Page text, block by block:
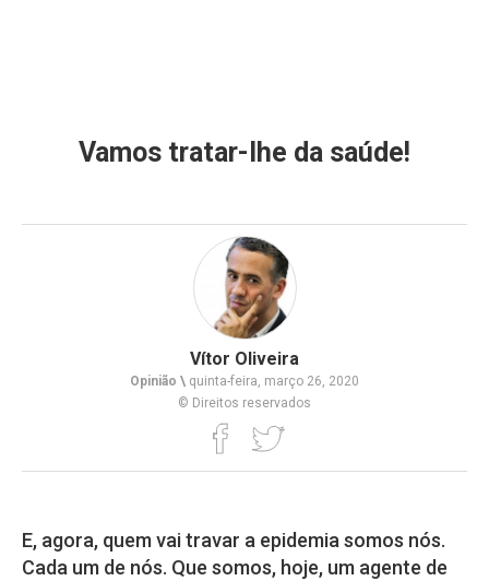
Vamos tratar-lhe da saúde!
Vítor Oliveira
Opinião \ quinta-feira, março 26, 2020
© Direitos reservados
E, agora, quem vai travar a epidemia somos nós.
Cada um de nós. Que somos, hoje, um agente de